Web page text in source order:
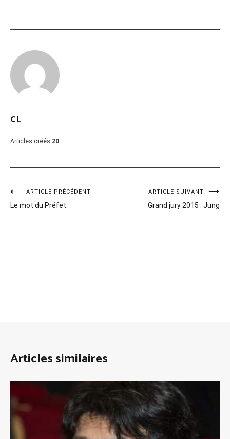
CL
Articles créés 20
Navigation
de
ARTICLE PRÉCÉDENT
Le mot du Préfet.
ARTICLE SUIVANT
Grand jury 2015 : Jung
Articles similaires